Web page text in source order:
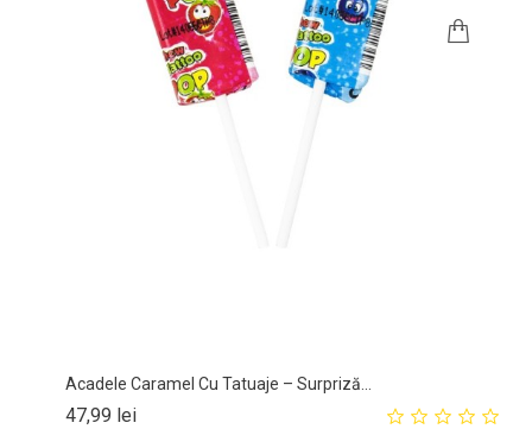
Acadele Caramel Cu Tatuaje – Surpriză...
47,99 leiPret